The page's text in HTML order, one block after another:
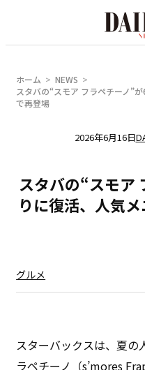
ホーム
NEWS
スタバの“スモア フラペチーノ”
で再登場
2026年6月16日
スタバの“スモア
りに復活、人気
グルメ
スターバックスは、夏の
ラペチーノ（s’mores